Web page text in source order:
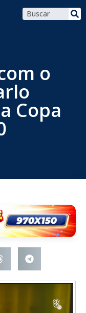
o
Copa